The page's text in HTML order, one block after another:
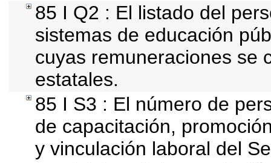
85 I Q2 : El listado del
sistemas de educación
cuyas remuneraciones se
estatales.
85 I S3 : El número de
de capacitación,
y vinculación laboral del